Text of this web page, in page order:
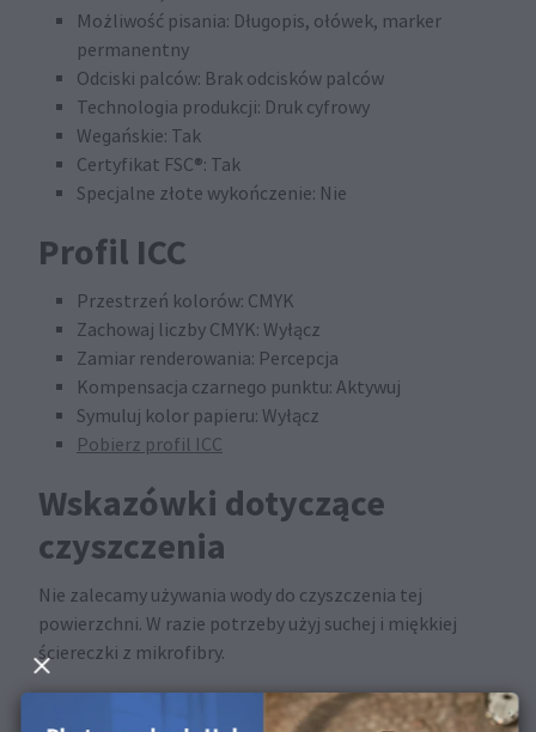
Możliwość pisania: Długopis, ołówek, marker
permanentny
Odciski palców: Brak odcisków palców
Technologia produkcji: Druk cyfrowy
Wegańskie: Tak
Certyfikat FSC®: Tak
Specjalne złote wykończenie: Nie
Profil ICC
Przestrzeń kolorów: CMYK
Zachowaj liczby CMYK: Wyłącz
Zamiar renderowania: Percepcja
Kompensacja czarnego punktu: Aktywuj
Symuluj kolor papieru: Wyłącz
Pobierz profil ICC
Wskazówki dotyczące
czyszczenia
Nie zalecamy używania wody do czyszczenia tej
powierzchni. W razie potrzeby użyj suchej i miękkiej
ściereczki z mikrofibry.
Dostępne w następujących